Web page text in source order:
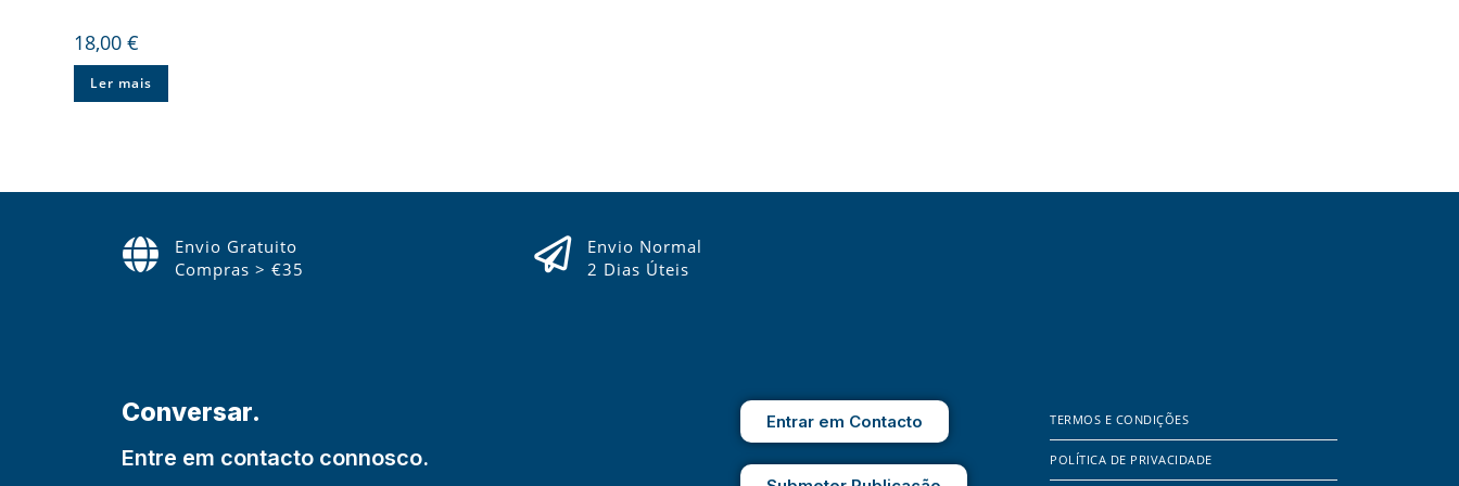
18,00€
Ler mais
Envio Gratuito
Compras > €35
Envio Normal
2 Dias Úteis
Conversar.
Entre em contacto connosco.
Entrar em Contacto TERMOS E CONDIÇÕES
POLÍTICA DE PRIVACIDADE